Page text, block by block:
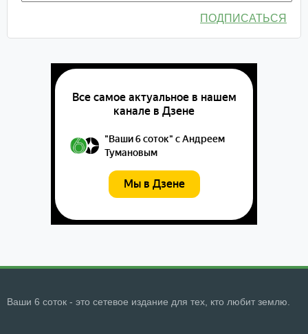
ПОДПИСАТЬСЯ
Ваши 6 соток - это сетевое издание для тех, кто любит землю.